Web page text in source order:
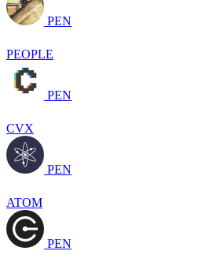
PEN
PEOPLE
PEN
CVX
PEN
ATOM
PEN